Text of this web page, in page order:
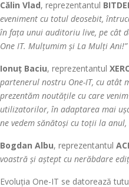
Călin Vlad, reprezentantul
eveniment cu totul deosebit,
în fața unui auditoriu live, pe cât
One IT. Mulțumim și La Mulți Ani!”
Ionuț Baciu, reprezentantul
partenerul nostru One-IT, cu atât
prezentăm noutățile cu care
utilizatorilor, în adaptarea mai
ne vedem sănătoși cu toții la anul,
Bogdan Albu, reprezentantul
voastră și aștept cu nerăbdare
Evoluția One-IT se datorează